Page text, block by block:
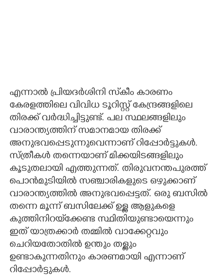
എന്നാല്‍ പ്രിയദര്‍ശിനി സ്‌കീം കാരണം
കേരളത്തിലെ വിവിധ ടൂറിസ്റ്റ് കേന്ദ്രങ്ങളിലെ
തിരക്ക് വര്‍ദ്ധിച്ചിട്ടുണ്ട്. പല സ്ഥലങ്ങളിലും
വാരാന്ത്യത്തിന് സമാനമായ തിരക്ക്
അനുഭവപ്പെടുന്നുവെന്നാണ് റിപ്പോര്‍ട്ടുകള്‍.
സ്ത്രീകള്‍ തന്നെയാണ് മിക്കയിടങ്ങളിലും
കൂടുതലായി എത്തുന്നത്. തിരുവനന്തപുരത്ത്
പൊന്‍മുടിയില്‍ സഞ്ചാരികളുടെ ഒഴുക്കാണ്
വാരാന്ത്യത്തില്‍ അനുഭവപ്പെട്ടത്. ഒരു ബസില്‍
തന്നെ മൂന്ന് ബസിലേക്ക് ഉള്ള ആളുകളെ
കുത്തിനിറയ്‌ക്കേണ്ട സ്ഥിതിയുണ്ടായെന്നും
ഇത് യാത്രക്കാര്‍ തമ്മില്‍ വാക്കേറ്റവും
ചെറിയതോതില്‍ ഉന്തും തള്ളും
ഉണ്ടാകുന്നതിനും കാരണമായി എന്നാണ്
റിപ്പോര്‍ട്ടുകള്‍.